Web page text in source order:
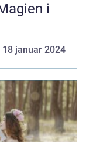
i
18 januar 2024